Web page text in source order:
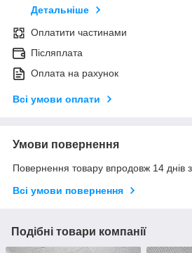
Детальніше
Оплатити частинами
Післяплата
Оплата на рахунок
Всі умови оплати
Умови повернення
Повернення товару впродовж 14 днів
Всі умови повернення
Подібні товари компанії